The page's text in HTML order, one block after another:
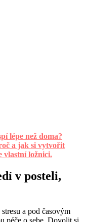
lépe než doma?
a jak si vytvořit
vlastní ložnici.
v posteli,
a pod časovým
péče o sebe. Dovolit si